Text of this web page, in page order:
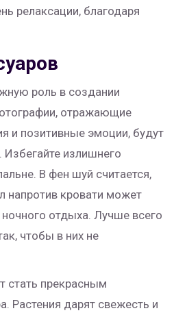
релаксации, благодаря
роль в создании
отражающие
и позитивные эмоции, будут
излишнего
В фен шуй считается,
напротив кровати может
отдыха. Лучше всего
чтобы в них не
стать прекрасным
Растения дарят свежесть и